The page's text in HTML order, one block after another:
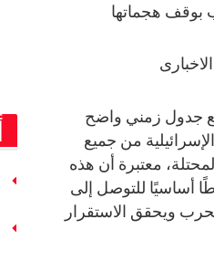
بوقف هجماتها
جدول زمني واضح
من جميع
معتبرة أن هذه
أساسيًا للتوصل إلى
ويحقق الاستقرار